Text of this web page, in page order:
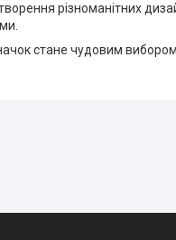
різноманітних
стане чудовим